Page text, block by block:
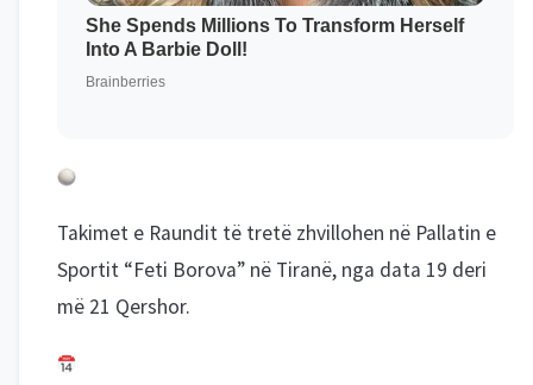
Takimet e Raundit të tretë zhvillohen në Pallatin e
Sportit “Feti Borova” në Tiranë, nga data 19 deri
më 21 Qershor.